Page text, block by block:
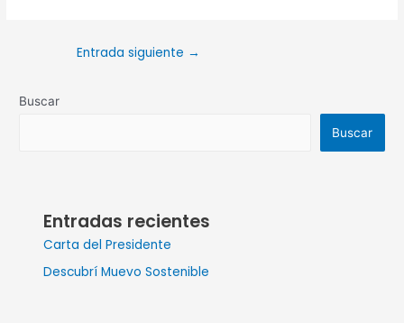
Entrada siguiente →
Buscar
Buscar
Entradas recientes
Carta del Presidente
Descubrí Muevo Sostenible